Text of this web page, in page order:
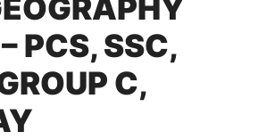
PCS, SSC,
C,